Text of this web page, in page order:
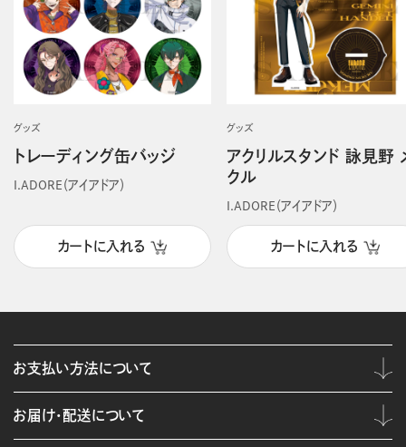
グッズ
トレーディング缶バッジ
I.ADORE（アイアドア）
カートに入れる
グッズ
アクリルスタンド 詠見野
クル
I.ADORE（アイアドア）
カートに入れる
お支払い方法について
お届け・配送について